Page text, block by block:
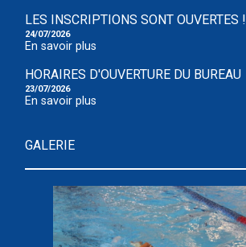
LES INSCRIPTIONS SONT OUVERTES !
24/07/2026
En savoir plus
HORAIRES D'OUVERTURE DU BUREAU
23/07/2026
En savoir plus
GALERIE